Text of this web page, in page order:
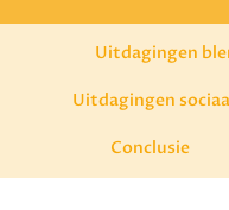
Uitdagingen
Uitdagingen
Conclusie